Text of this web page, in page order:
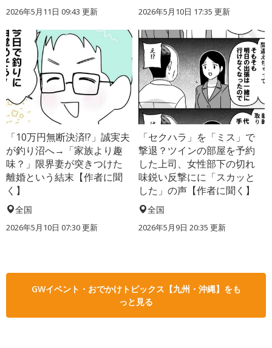
2026年5月11日 09:43 更新 2026年5月10日 17:35 更新
「10万円無断決済!?」誠実夫
が釣り沼へ→「家族より趣
味？」限界妻が突きつけた
離婚という結末【作者に聞
く】
全国
2026年5月10日 07:30 更新
「セクハラ」を「ミス」で
撃退？ツインの部屋を予約
した上司、女性部下の切れ
味鋭い反撃にに「スカッと
した」の声【作者に聞く】
全国
2026年5月9日 20:35 更新
GWイベント・おでかけトピックス【九州・沖縄】をも
っと見る